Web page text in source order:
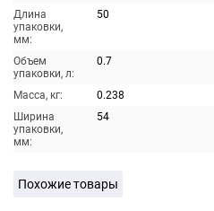
Длина
упаковки,
мм:
50
Объем
упаковки, л:
0.7
Масса, кг:
0.238
Ширина
упаковки,
мм:
54
Похожие товары